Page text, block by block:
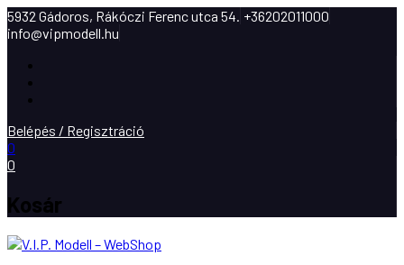
5932 Gádoros, Rákóczi Ferenc utca 54. +36202011000
info@vipmodell.hu
Belépés / Regisztráció
0
0
Kosár